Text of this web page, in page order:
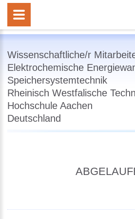
Wissenschaftliche/r
Elektrochemische
Speichersystemtechnik
Rheinisch Westfalische
Hochschule Aachen
Deutschland